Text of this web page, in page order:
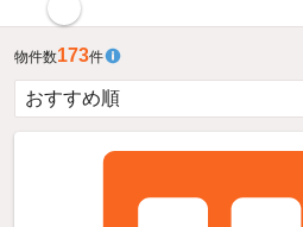
物件数173件